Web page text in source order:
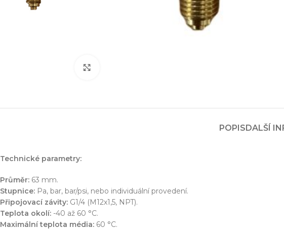
POPISDALŠÍ
Technické parametry:
Průměr: 63 mm.
Stupnice: Pa, bar, bar/psi, nebo individuální provedení.
Připojovací závity: G1/4 (M12x1,5, NPT).
Teplota okolí: -40 až 60 °C.
Maximální teplota média: 60 °C.